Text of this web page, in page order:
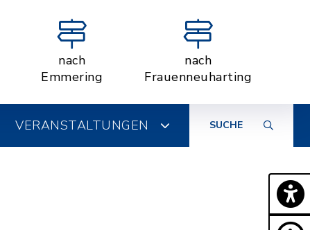
nach
Emmering
nach
Frauenneuharting
VERANSTALTUNGEN SUCHE